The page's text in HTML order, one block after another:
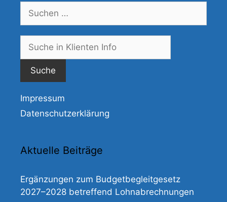
Suchen
nach:
Impressum
Datenschutzerklärung
Aktuelle Beiträge
Ergänzungen zum Budgetbegleitgesetz
2027–2028 betreffend Lohnabrechnungen